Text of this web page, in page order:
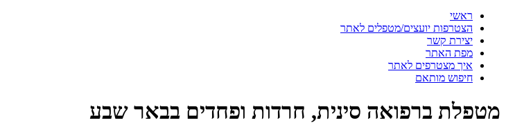
ראשי
הצטרפות יועצים/מטפלים לאתר
יצירת קשר
מפת האתר
איך מצטרפים לאתר
חיפוש מותאם
מטפלת ברפואה סינית, חרדות ופחדים בבאר שבע